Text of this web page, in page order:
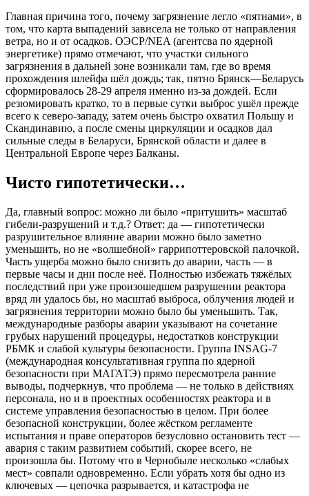
Главная причина того, почему загрязнение легло «пятнами», в
том, что карта выпадений зависела не только от направления
ветра, но и от осадков. ОЭСР/NEA (агентсва по ядерной
энергетике) прямо отмечают, что участки сильного
загрязнения в дальней зоне возникали там, где во время
прохождения шлейфа шёл дождь; так, пятно Брянск—Беларусь
сформировалось 28-29 апреля именно из-за дождей. Если
резюмировать кратко, то в первые сутки выброс ушёл прежде
всего к северо-западу, затем очень быстро охватил Польшу и
Скандинавию, а после смены циркуляции и осадков дал
сильные следы в Беларуси, Брянской области и далее в
Центральной Европе через Балканы.
Чисто гипотетически…
Да, главный вопрос: можно ли было «притушить» масштаб
гибели-разрушений и т.д.? Ответ: да — гипотетически
разрушительное влияние аварии можно было заметно
уменьшить, но не «волшебной» гаррипоттеровской палочкой.
Часть ущерба можно было снизить до аварии, часть — в
первые часы и дни после неё. Полностью избежать тяжёлых
последствий при уже произошедшем разрушении реактора
вряд ли удалось бы, но масштаб выброса, облучения людей и
загрязнения территории можно было бы уменьшить. Так,
международные разборы аварии указывают на сочетание
грубых нарушений процедуры, недостатков конструкции
РБМК и слабой культуры безопасности. Группа INSAG-7
(международная консультативная группа по ядерной
безопасности при МАГАТЭ) прямо пересмотрела ранние
выводы, подчеркнув, что проблема — не только в действиях
персонала, но и в проектных особенностях реактора и в
системе управления безопасностью в целом. При более
безопасной конструкции, более жёстком регламенте
испытания и праве операторов безусловно остановить тест —
авария с таким развитием событий, скорее всего, не
произошла бы. Потому что в Чернобыле несколько «слабых
мест» совпали одновременно. Если убрать хотя бы одно из
ключевых — цепочка разрывается, и катастрофа не